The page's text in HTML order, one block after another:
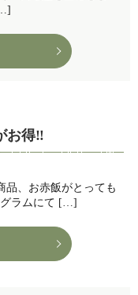
お得‼️
品、お赤飯がとっても
ラムにて […]